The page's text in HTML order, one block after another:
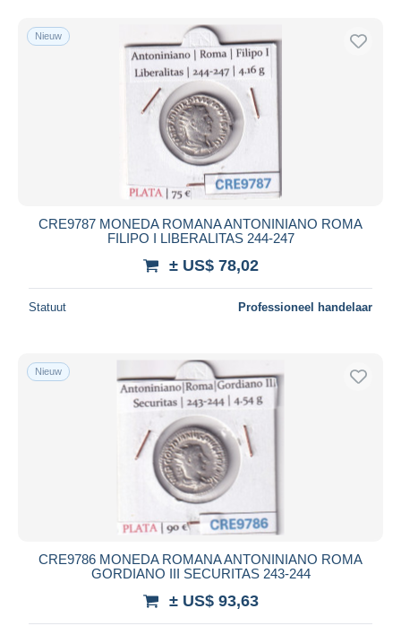
Nieuw
CRE9787 MONEDA ROMANA ANTONINIANO ROMA
FILIPO I LIBERALITAS 244-247
± US$ 78,02
Statuut Professioneel handelaar
Nieuw
CRE9786 MONEDA ROMANA ANTONINIANO ROMA
GORDIANO III SECURITAS 243-244
± US$ 93,63